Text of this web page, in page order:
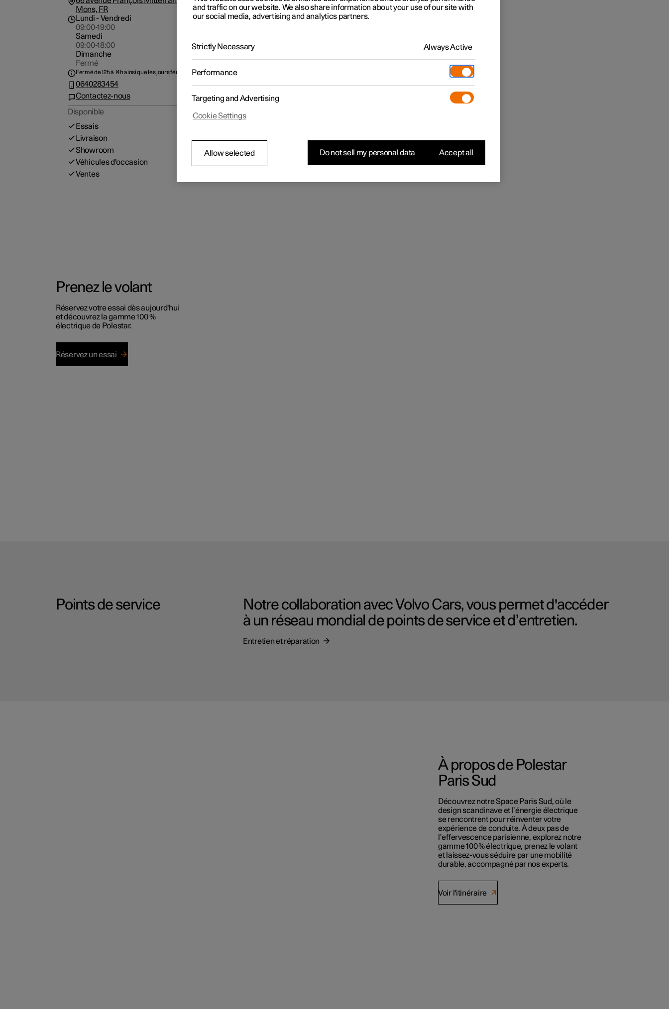
Mons, FR
Lundi- Vendredi
09:00-19:00
Samedi
09:00-18:00
Dimanche
Fermé
Fermé de 12h à 14h ainsi que les jours fériés.
0640283454
Contactez-nous
Disponible
Essais
Livraison
Showroom
Véhicules d'occasion
Ventes
Prenez le volant
Réservez votre essai dès aujourd'hui
et découvrez la gamme 100 %
électrique de Polestar.
Réservez un essai
Points de service
Notre collaboration avec Volvo Cars, vous permet d'accéder
à un réseau mondial de points de service et d’entretien.
Entretien et réparation
À propos de Polestar
Paris Sud
Découvrez notre Space Paris Sud, où le
design scandinave et l’énergie électrique
se rencontrent pour réinventer votre
expérience de conduite. À deux pas de
l’effervescence parisienne, explorez notre
gamme 100 % électrique, prenez le volant
et laissez-vous séduire par une mobilité
durable, accompagné par nos experts.
Voir l'itinéraire
and traffic on our website. We also share information about your use of our site with
our social media, advertising and analytics partners.
Strictly Necessary Always Active
Performance
Targeting and Advertising
Cookie Settings
Allow selected Do not sell my personal data Accept all